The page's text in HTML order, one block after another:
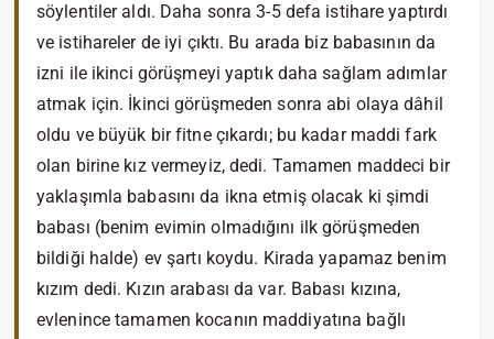
söylentiler aldı. Daha sonra 3-5 defa istihare yaptırdı
ve istihareler de iyi çıktı. Bu arada biz babasının da
izni ile ikinci görüşmeyi yaptık daha sağlam adımlar
atmak için. İkinci görüşmeden sonra abi olaya dâhil
oldu ve büyük bir fitne çıkardı; bu kadar maddi fark
olan birine kız vermeyiz, dedi. Tamamen maddeci bir
yaklaşımla babasını da ikna etmiş olacak ki şimdi
babası (benim evimin olmadığını ilk görüşmeden
bildiği halde) ev şartı koydu. Kirada yapamaz benim
kızım dedi. Kızın arabası da var. Babası kızına,
evlenince tamamen kocanın maddiyatına bağlı